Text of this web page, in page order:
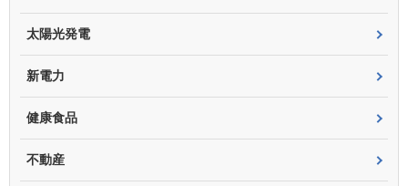
太陽光発電
新電力
健康食品
不動産